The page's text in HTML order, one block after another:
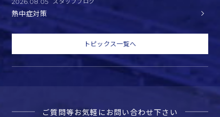
熱中症対策
トピックス一覧へ
ご質問等お気軽にお問い合わせ下さい